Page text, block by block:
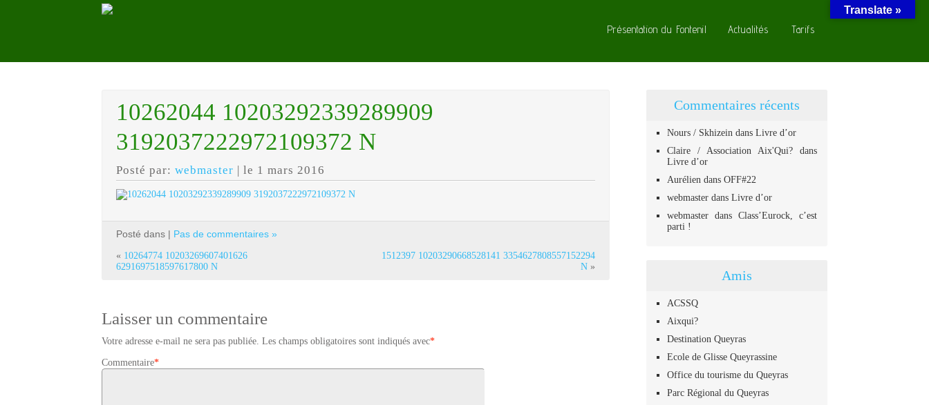
Présentation du Fontenil Actualités Tarifs
10262044 10203292339289909
3192037222972109372 N
Posté par: webmaster | le 1 mars 2016
Posté dans | Pas de commentaires »
« 10264774 10203269607401626
6291697518597617800 N
1512397 10203290668528141 3354627808557152294
N »
Laisser un commentaire
Votre adresse e-mail ne sera pas publiée. Les champs obligatoires sont indiqués avec*
Commentaire*
Commentaires récents
Nours / Skhizeindans Livre d’or
Claire / Association Aix'Qui?dans
Livre d’or
Auréliendans OFF#22
webmasterdans Livre d’or
webmasterdans Class’Eurock, c’est
parti !
Amis
ACSSQ
Aixqui?
Destination Queyras
Ecole de Glisse Queyrassine
Office du tourisme du Queyras
Parc Régional du Queyras
Translate »